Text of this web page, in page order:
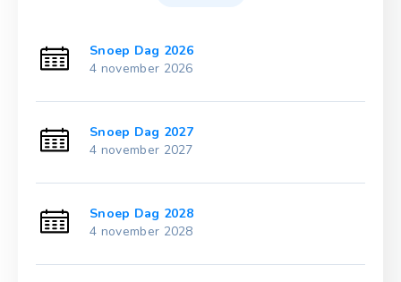
Snoep Dag 2026
4 november 2026
Snoep Dag 2027
4 november 2027
Snoep Dag 2028
4 november 2028